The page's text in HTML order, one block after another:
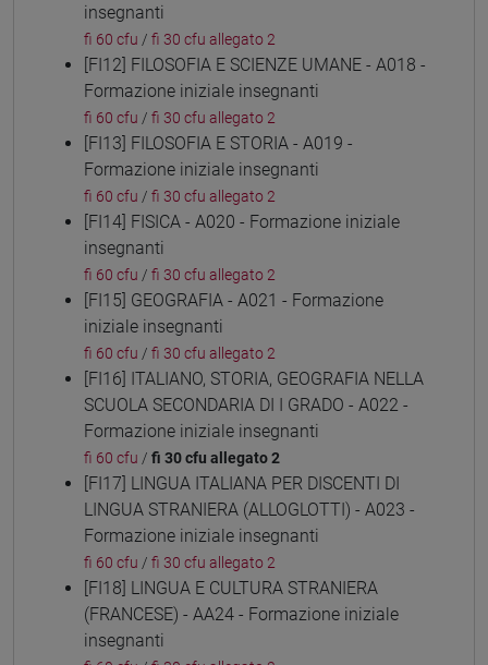
insegnanti
fi 60 cfu / fi 30 cfu allegato 2
[FI12] FILOSOFIA E SCIENZE UMANE - A018 -
Formazione iniziale insegnanti
fi 60 cfu / fi 30 cfu allegato 2
[FI13] FILOSOFIA E STORIA - A019 -
Formazione iniziale insegnanti
fi 60 cfu / fi 30 cfu allegato 2
[FI14] FISICA - A020 - Formazione iniziale
insegnanti
fi 60 cfu / fi 30 cfu allegato 2
[FI15] GEOGRAFIA - A021 - Formazione
iniziale insegnanti
fi 60 cfu / fi 30 cfu allegato 2
[FI16] ITALIANO, STORIA, GEOGRAFIA NELLA
SCUOLA SECONDARIA DI I GRADO - A022 -
Formazione iniziale insegnanti
fi 60 cfu / fi 30 cfu allegato 2
[FI17] LINGUA ITALIANA PER DISCENTI DI
LINGUA STRANIERA (ALLOGLOTTI) - A023 -
Formazione iniziale insegnanti
fi 60 cfu / fi 30 cfu allegato 2
[FI18] LINGUA E CULTURA STRANIERA
(FRANCESE) - AA24 - Formazione iniziale
insegnanti